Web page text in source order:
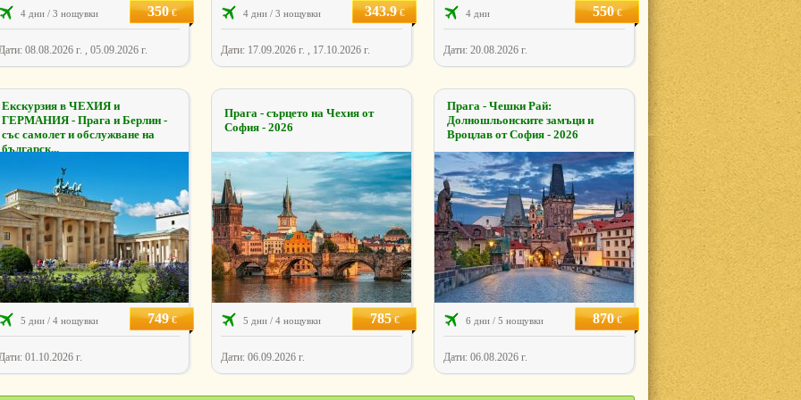
4 дни / 3 нощувки 350€
08.08.2026 г. , 05.09.2026 г.
4 дни / 3 нощувки 343.9€
Дати: 17.09.2026 г. , 17.10.2026 г.
4 дни 550€
Дати: 20.08.2026 г.
Екскурзия в ЧЕХИЯ и
ГЕРМАНИЯ - Прага и Берлин -
със самолет и обслужване на
българск...
5 дни / 4 нощувки 749€
01.10.2026 г.
Прага - сърцето на Чехия от
София - 2026
5 дни / 4 нощувки 785€
Дати: 06.09.2026 г.
Прага - Чешки Рай:
Долношльонските замъци и
Вроцлав от София - 2026
6 дни / 5 нощувки 870€
Дати: 06.08.2026 г.